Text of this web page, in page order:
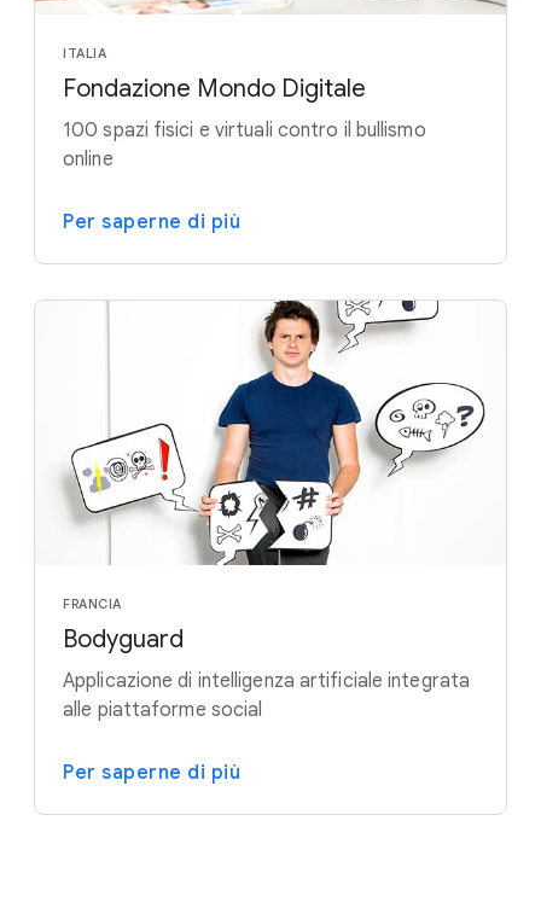
ITALIA
Fondazione Mondo Digitale
100 spazi fisici e virtuali contro il bullismo
online
Per saperne di più
FRANCIA
Bodyguard
Applicazione di intelligenza artificiale integrata
alle piattaforme social
Per saperne di più